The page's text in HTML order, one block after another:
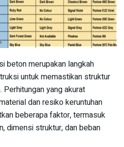
beton merupakan langkah
untuk memastikan struktur
Perhitungan yang akurat
dan resiko keruntuhan
beberapa faktor, termasuk
dimensi struktur, dan beban